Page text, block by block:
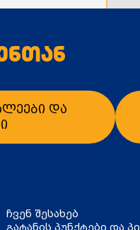
და
ჩვენ შესახებ
გატანის პუნქტები და